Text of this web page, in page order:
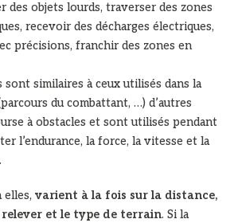
des objets lourds, traverser des zones
recevoir des décharges électriques,
précisions, franchir des zones en
sont similaires à ceux utilisés dans la
du combattant, …) d’autres
à obstacles et sont utilisés pendant
l’endurance, la force, la vitesse et la
elles, varient à la fois sur la distance,
et le type de terrain. Si la